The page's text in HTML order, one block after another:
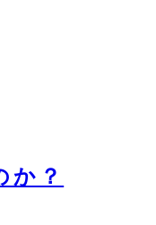
か？